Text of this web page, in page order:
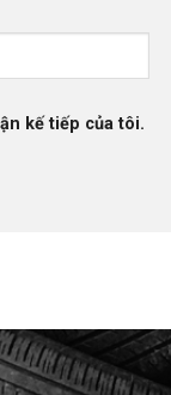
kế tiếp của tôi.